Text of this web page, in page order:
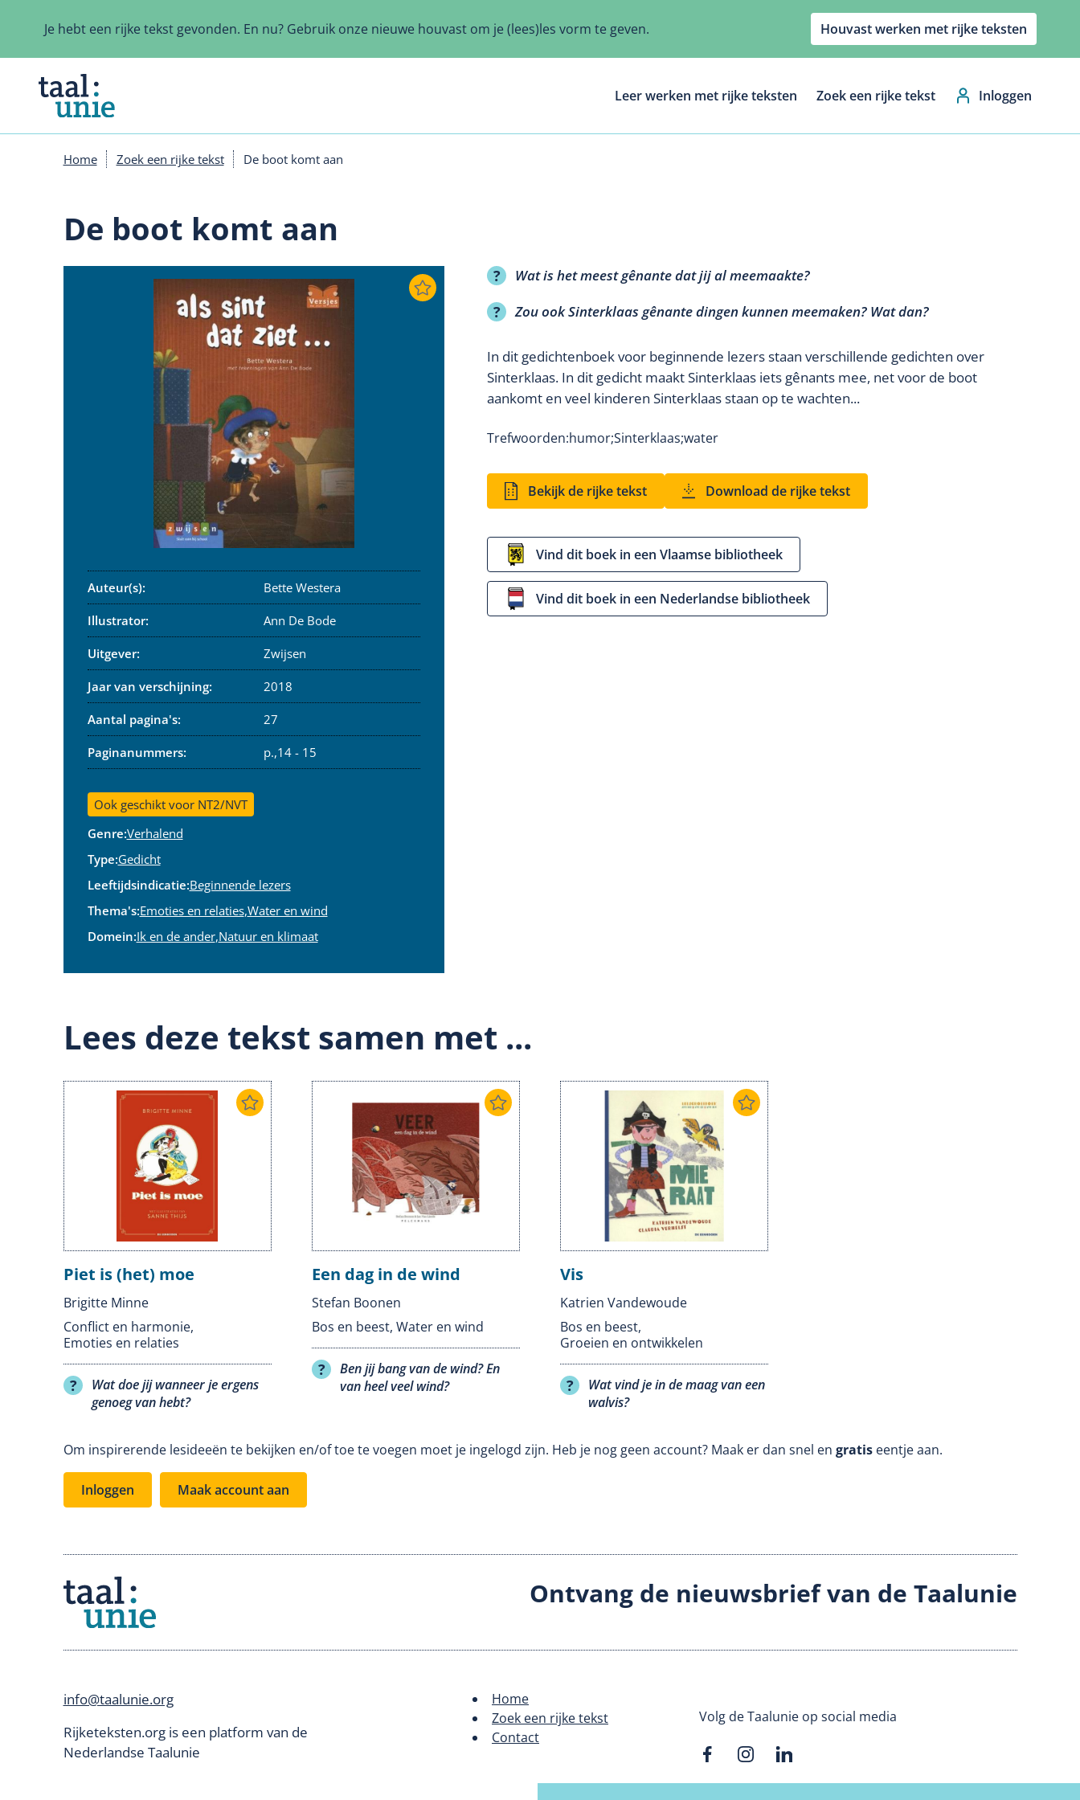
inhoud
Je hebt een rijke tekst gevonden. En nu? Gebruik onze nieuwe houvast om je (lees)les vorm te geven. Houvast werken met rijke teksten
Leer werken met rijke teksten Zoek een rijke tekst Inloggen
Home Zoek een rijke tekst De boot komt aan
De boot komt aan
Auteur(s): Bette Westera
Illustrator: Ann De Bode
Uitgever: Zwijsen
Jaar van verschijning: 2018
Aantal pagina's: 27
Paginanummers: p.,14 - 15
Ook geschikt voor NT2/NVT
Genre:Verhalend
Type:Gedicht
Leeftijdsindicatie:Beginnende lezers
Thema's:Emoties en relaties,Water en wind
Domein:Ik en de ander,Natuur en klimaat
Wat is het meest gênante dat jij al meemaakte?
Zou ook Sinterklaas gênante dingen kunnen meemaken? Wat dan?
In dit gedichtenboek voor beginnende lezers staan verschillende gedichten over
Sinterklaas. In dit gedicht maakt Sinterklaas iets gênants mee, net voor de boot
aankomt en veel kinderen Sinterklaas staan op te wachten...
Trefwoorden:humor;Sinterklaas;water
Bekijk de rijke tekst Download de rijke tekst
Vind dit boek in een Vlaamse bibliotheek
Vind dit boek in een Nederlandse bibliotheek
Lees deze tekst samen met ...
Piet is (het) moe
Brigitte Minne
Conflict en harmonie,
Emoties en relaties
Wat doe jij wanneer je ergens
genoeg van hebt?
Een dag in de wind
Stefan Boonen
Bos en beest, Water en wind
Ben jij bang van de wind? En
van heel veel wind?
Vis
Katrien Vandewoude
Bos en beest,
Groeien en ontwikkelen
Wat vind je in de maag van een
walvis?
Om inspirerende lesideeën te bekijken en/of toe te voegen moet je ingelogd zijn. Heb je nog geen account? Maak er dan snel en gratiseentje aan.
Inloggen Maak account aan
Ontvang de nieuwsbrief van de Taalunie
info@taalunie.org
Rijketeksten.org is een platform van de
Nederlandse Taalunie
Footer
Home
Zoek een rijke tekst
Contact
Volg de Taalunie op social media